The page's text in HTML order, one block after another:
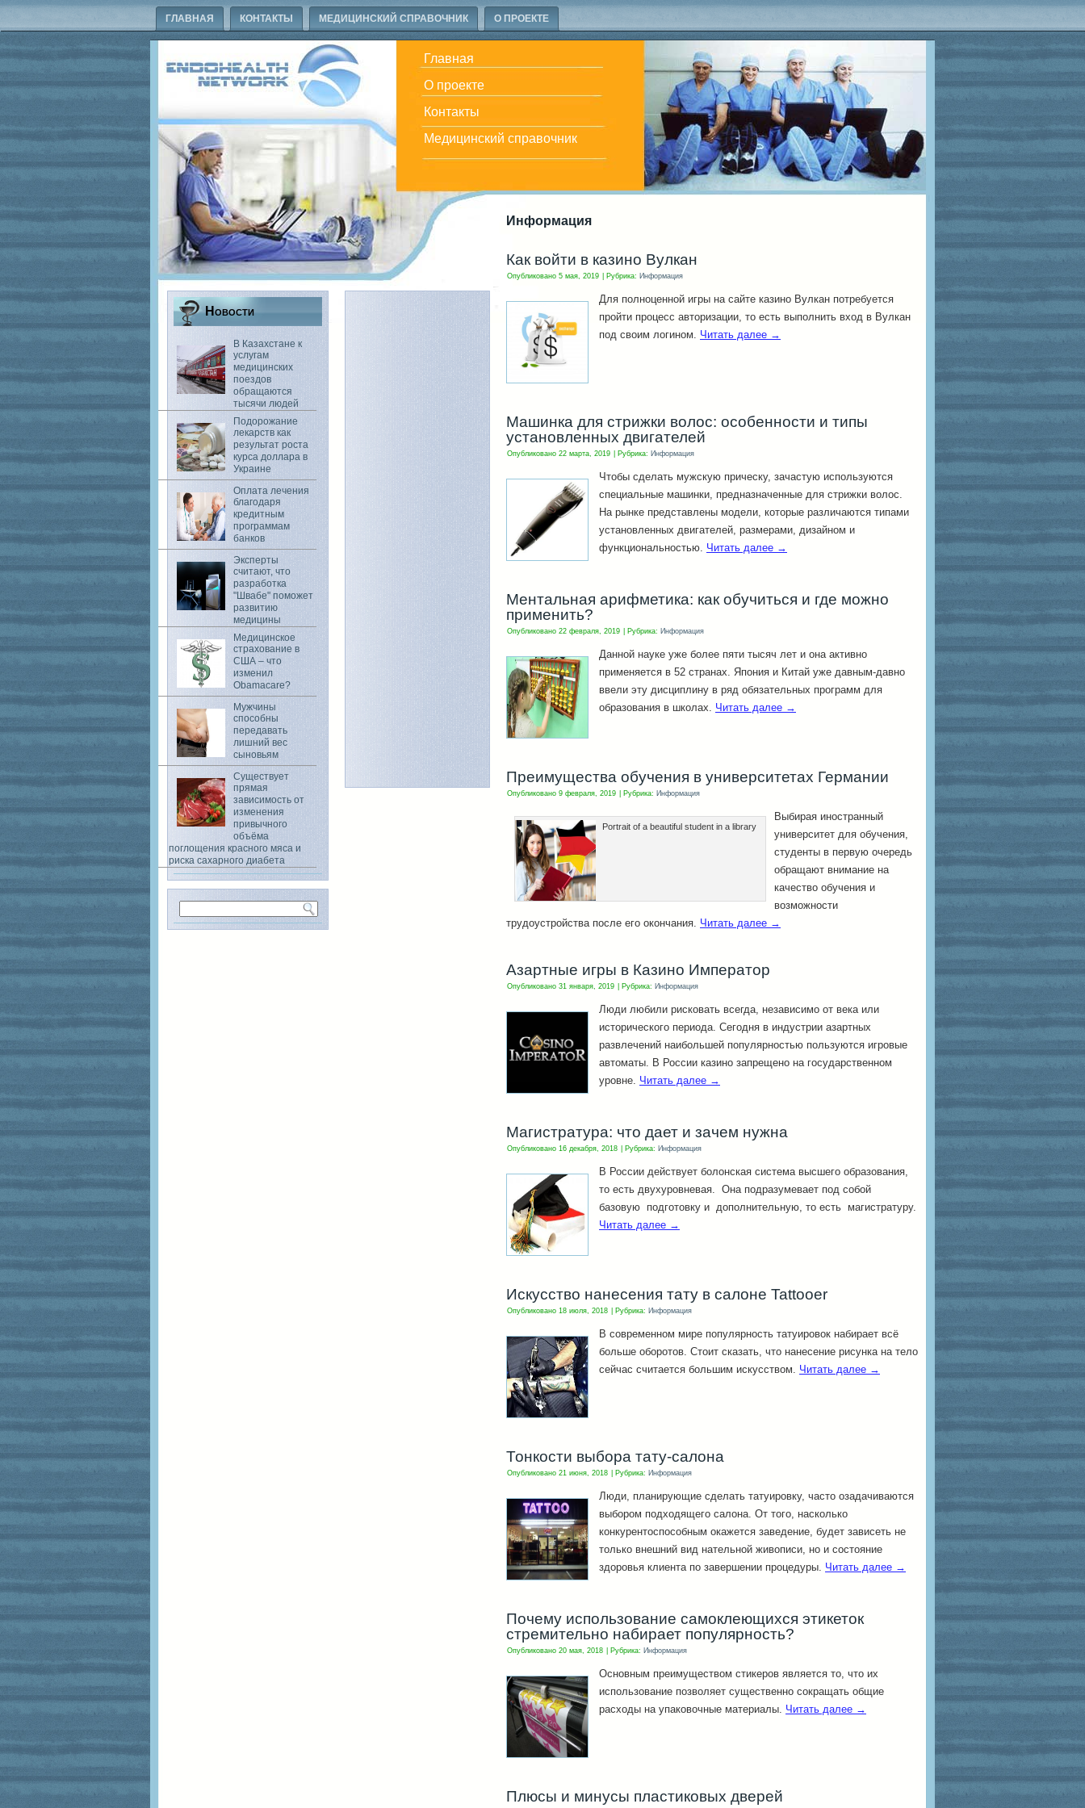
ГЛАВНАЯ КОНТАКТЫ МЕДИЦИНСКИЙ СПРАВОЧНИК О ПРОЕКТЕ
Главная
О проекте
Контакты
Медицинский справочник
Новости
В Казахстане к
услугам
медицинских
поездов
обращаются
тысячи людей
Подорожание
лекарств как
результат роста
курса доллара в
Украине
Оплата лечения
благодаря
кредитным
программам
банков
Эксперты
считают, что
разработка
"Швабе" поможет
развитию
медицины
Медицинское
страхование в
США – что
изменил
Obamacare?
Мужчины
способны
передавать
лишний вес
сыновьям
Существует
прямая
зависимость от
изменения
привычного
объёма
поглощения красного мяса и
риска сахарного диабета
Информация
Как войти в казино Вулкан
Опубликовано 5 мая, 2019 Рубрика: Информация
Для полноценной игры на сайте казино Вулкан потребуется
пройти процесс авторизации, то есть выполнить вход в Вулкан
под своим логином. Читать далее →
Машинка для стрижки волос: особенности и типы
установленных двигателей
Опубликовано 22 марта, 2019 Рубрика: Информация
Чтобы сделать мужскую прическу, зачастую используются
специальные машинки, предназначенные для стрижки волос.
На рынке представлены модели, которые различаются типами
установленных двигателей, размерами, дизайном и
функциональностью. Читать далее →
Ментальная арифметика: как обучиться и где можно
применить?
Опубликовано 22 февраля, 2019 Рубрика: Информация
Данной науке уже более пяти тысяч лет и она активно
применяется в 52 странах. Япония и Китай уже давным-давно
ввели эту дисциплину в ряд обязательных программ для
образования в школах. Читать далее →
Преимущества обучения в университетах Германии
Опубликовано 9 февраля, 2019 Рубрика: Информация
Portrait of a beautiful student in a library
Выбирая иностранный
университет для обучения,
студенты в первую очередь
обращают внимание на
качество обучения и
возможности
трудоустройства после его окончания. Читать далее →
Азартные игры в Казино Император
Опубликовано 31 января, 2019 Рубрика: Информация
Люди любили рисковать всегда, независимо от века или
исторического периода. Сегодня в индустрии азартных
развлечений наибольшей популярностью пользуются игровые
автоматы. В России казино запрещено на государственном
уровне. Читать далее →
Магистратура: что дает и зачем нужна
Опубликовано 16 декабря, 2018 Рубрика: Информация
В России действует болонская система высшего образования,
то есть двухуровневая. Она подразумевает под собой
базовую подготовку и дополнительную, то есть магистратуру.
Читать далее →
Искусство нанесения тату в салоне Tattooer
Опубликовано 18 июля, 2018 Рубрика: Информация
В современном мире популярность татуировок набирает всё
больше оборотов. Стоит сказать, что нанесение рисунка на тело
сейчас считается большим искусством. Читать далее →
Тонкости выбора тату-салона
Опубликовано 21 июня, 2018 Рубрика: Информация
Люди, планирующие сделать татуировку, часто озадачиваются
выбором подходящего салона. От того, насколько
конкурентоспособным окажется заведение, будет зависеть не
только внешний вид нательной живописи, но и состояние
здоровья клиента по завершении процедуры. Читать далее →
Почему использование самоклеющихся этикеток
стремительно набирает популярность?
Опубликовано 20 мая, 2018 Рубрика: Информация
Основным преимуществом стикеров является то, что их
использование позволяет существенно сокращать общие
расходы на упаковочные материалы. Читать далее →
Плюсы и минусы пластиковых дверей